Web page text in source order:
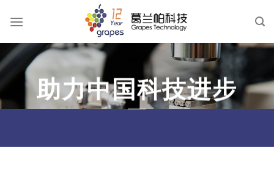
容
助力中国科技进步